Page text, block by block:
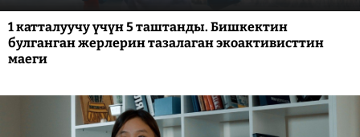
1 катталуучу үчүн 5 таштанды. Бишкектин
булганган жерлерин тазалаган экоактивисттин
маеги